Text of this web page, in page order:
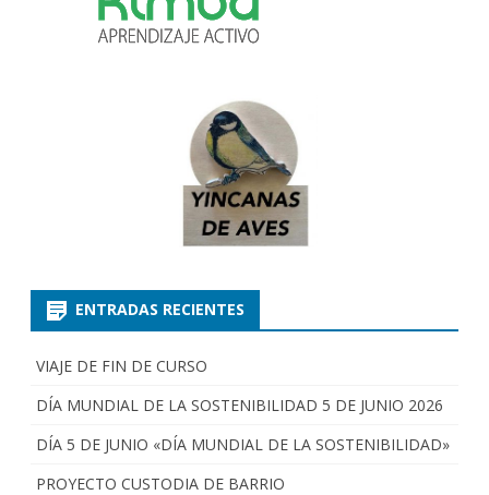
ENTRADAS RECIENTES
VIAJE DE FIN DE CURSO
DÍA MUNDIAL DE LA SOSTENIBILIDAD 5 DE JUNIO 2026
DÍA 5 DE JUNIO «DÍA MUNDIAL DE LA SOSTENIBILIDAD»
PROYECTO CUSTODIA DE BARRIO